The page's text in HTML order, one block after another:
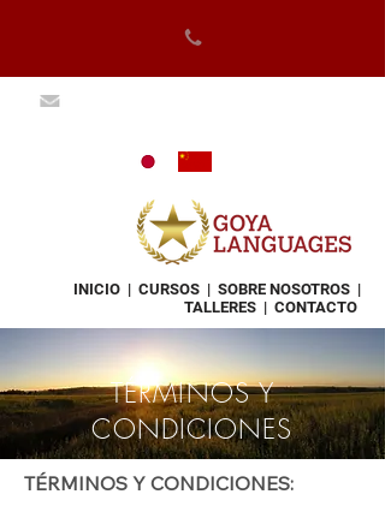
INICIO | CURSOS | SOBRE NOSOTROS |
TALLERES | CONTACTO
TÉRMINOS Y
CONDICIONES
TÉRMINOS Y CONDICIONES: